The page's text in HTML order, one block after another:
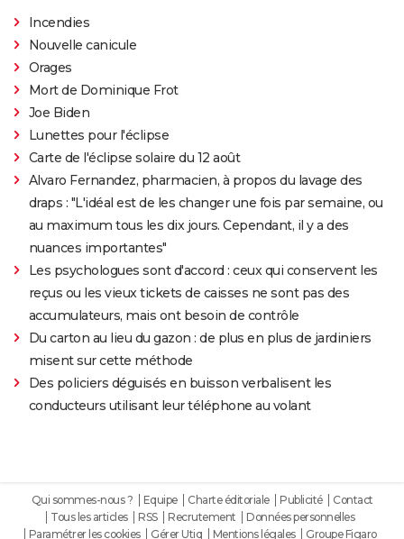
Incendies
Nouvelle canicule
Orages
Mort de Dominique Frot
Joe Biden
Lunettes pour l'éclipse
Carte de l'éclipse solaire du 12 août
Alvaro Fernandez, pharmacien, à propos du lavage des
draps : "L'idéal est de les changer une fois par semaine, ou
au maximum tous les dix jours. Cependant, il y a des
nuances importantes"
Les psychologues sont d'accord : ceux qui conservent les
reçus ou les vieux tickets de caisses ne sont pas des
accumulateurs, mais ont besoin de contrôle
Du carton au lieu du gazon : de plus en plus de jardiniers
misent sur cette méthode
Des policiers déguisés en buisson verbalisent les
conducteurs utilisant leur téléphone au volant
Qui sommes-nous ? Equipe Charte éditoriale Publicité
Contact
Tous les articles
RSS Recrutement
Données personnelles
Paramétrer les cookies
Gérer Utiq Mentions légales Groupe Figaro